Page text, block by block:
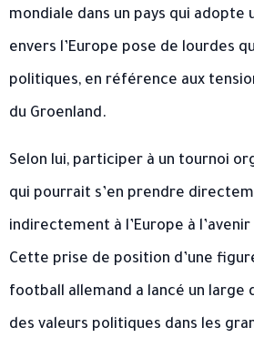
mondiale dans un pays qui
envers l’Europe pose de lourdes
politiques, en référence aux
du Groenland.
Selon lui, participer à un tournoi
qui pourrait s’en prendre
indirectement à l’Europe à
Cette prise de position d’une
football allemand a lancé un large
des valeurs politiques dans les